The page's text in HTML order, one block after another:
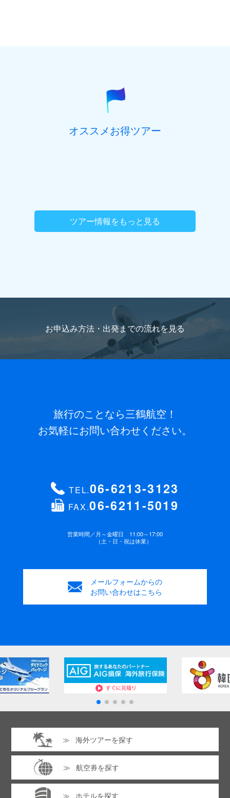
オススメお得ツアー
ツアー情報をもっと見る
お申込み方法・出発までの流れを見る
旅行のことなら三鶴航空！
お気軽にお問い合わせください。
TEL.06-6213-3123
FAX.06-6211-5019
営業時間／月～金曜日 11:00～17:00
（土・日・祝は休業）
メールフォームからの
お問い合わせはこちら
海外ツアーを探す
航空券を探す
ホテルを探す